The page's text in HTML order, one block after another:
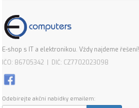
E-shop s IT a elektronikou. Vždy najdeme řešení!
IČO: 86705342 | DIČ: CZ7702023098
Odebírejte akční nabídky emailem: